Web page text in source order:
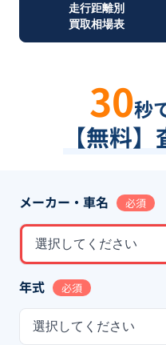
走行距離別
買取相場表
30秒
【無料
メーカー・車名 必須
選択してください
年式 必須
選択してください